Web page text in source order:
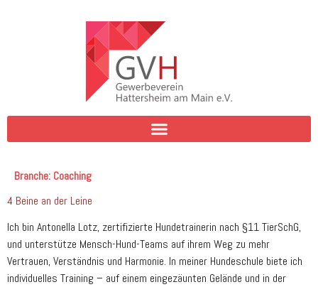
Branche: Coaching
4 Beine an der Leine
Ich bin Antonella Lotz, zertifizierte Hundetrainerin nach §11 TierSchG,
und unterstütze Mensch-Hund-Teams auf ihrem Weg zu mehr
Vertrauen, Verständnis und Harmonie. In meiner Hundeschule biete ich
individuelles Training – auf einem eingezäunten Gelände und in der